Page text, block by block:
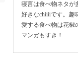
寝言は食べ物ネタが
好きなchiiiiです。趣
愛する食べ物は花椒
マンガもすき！